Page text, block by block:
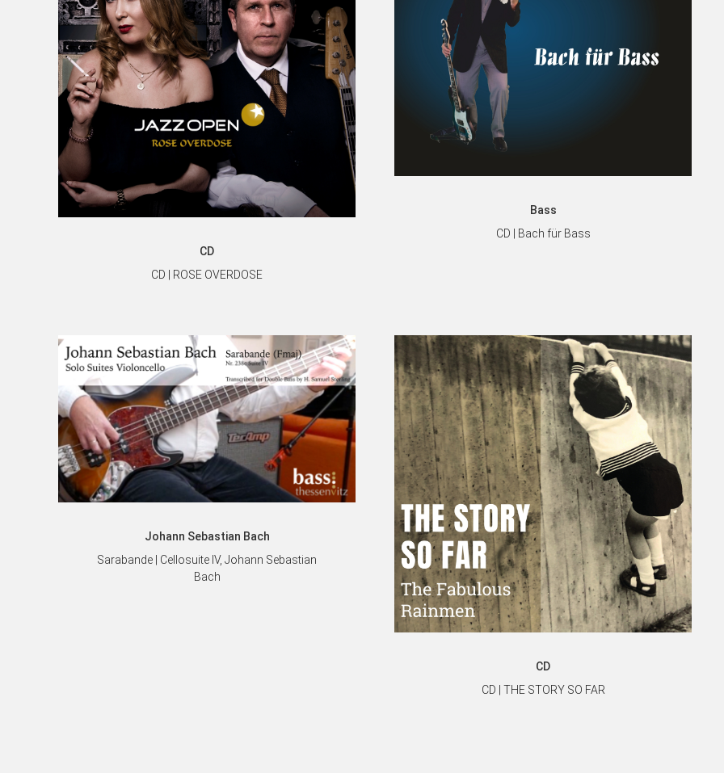
CD
CD | ROSE OVERDOSE
Bass
CD | Bach für Bass
Johann Sebastian Bach
Sarabande | Cellosuite IV, Johann Sebastian
Bach
CD
CD | THE STORY SO FAR